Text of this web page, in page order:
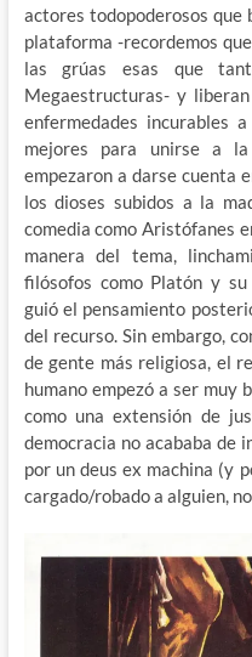
actores todopoderosos que
plataforma -recordemos
las grúas esas que
Megaestructuras- y
enfermedades incurables
mejores para unirse a
empezaron a darse cuenta
los dioses subidos a la
comedia como Aristófanes
manera del tema,
filósofos como Platón y
guió el pensamiento
del recurso. Sin embargo,
de gente más religiosa, el
humano empezó a ser muy
como una extensión de
democracia no acababa de
por un deus ex machina (y
cargado/robado a alguien,